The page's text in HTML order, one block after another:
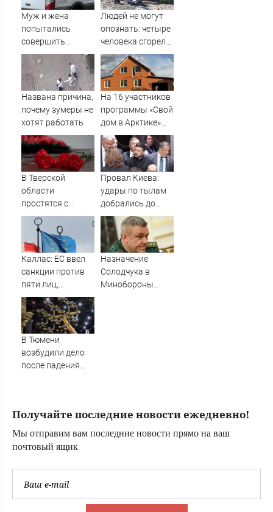
Муж и жена
попытались
совершить
суицид,
предупредив
оперативные
службы
Людей не могут
опознать: четыре
человека сгорели
заживо в
страшном ДТП на
трассе
07/08/2026 –
Названа причина,
почему зумеры не
хотят работать
На 16 участников
программы «Свой
дом в Арктике»
подали в суд
В Тверской
области
простятся с
рядовым,
погибшим на СВО
почти год назад
Провал Киева:
удары по тылам
добрались до
Зеленского
быстрее, чем до
России
Каллас: ЕС ввел
санкции против
пяти лиц,
связанных с ОПК
России
Назначение
Солодчука в
Минобороны
В Тюмени
возбудили дело
после падения
Получайте последние новости ежедневно!
Мы отправим вам последние новости прямо на ваш
почтовый ящик